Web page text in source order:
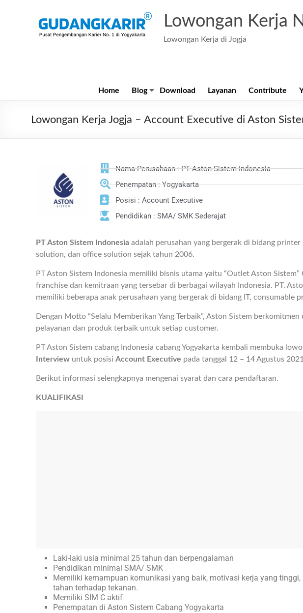
Lowongan Kerja
Lowongan Kerja di Jogja
Home Blog Download Layanan Contribute
Lowongan Kerja Jogja – Account Executive di Aston
Nama Perusahaan : PT Aston Sistem Indonesia
Penempatan : Yogyakarta
Posisi : Account Executive
Pendidikan : SMA/ SMK Sederajat
PT Aston Sistem Indonesia adalah perusahan yang bergerak di bidang
solution, dan office solution sejak tahun 2006.
PT Aston Sistem Indonesia memiliki bisnis utama yaitu “Outlet Aston
franchise dan kemitraan yang tersebar di berbagai wilayah Indonesia. PT.
memiliki beberapa anak perusahaan yang bergerak di bidang IT, consumable
Dengan Motto “Selalu Memberikan Yang Terbaik”, Aston Sistem
pelayanan dan produk terbaik untuk setiap customer.
PT Aston Sistem cabang Indonesia cabang Yogyakarta kembali membuka
Interview untuk posisi Account Executive pada tanggal 12 – 14 Agustus
Berikut informasi selengkapnya mengenai syarat dan cara pendaftaran.
KUALIFIKASI
Laki-laki usia minimal 25 tahun dan berpengalaman
Pendidikan minimal SMA/ SMK
Memiliki kemampuan komunikasi yang baik, motivasi kerja yang tinggi,
tahan terhadap tekanan.
Memiliki SIM C aktif
Penempatan di Aston Sistem Cabang Yogyakarta